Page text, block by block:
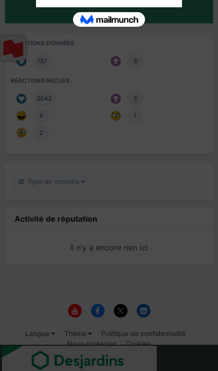
Incontestable
RÉACTIONS DONNÉES
787 6
RÉACTIONS REÇUES
2042 3
9 1
2
Type de contenu
Activité de réputation
Il n’y a encore rien ici
Langue Thème
Politique de confidentialité
Nous contacter
Cookies
© 1999-2026 Immigrer.com Inc.